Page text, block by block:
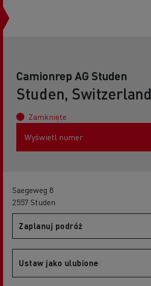
Camionrep AG Studen
Studen, Switzerland
Zamknięte
Wyświetl numer
Saegeweg 8
2557 Studen
Zaplanuj podróż
Ustaw jako ulubione